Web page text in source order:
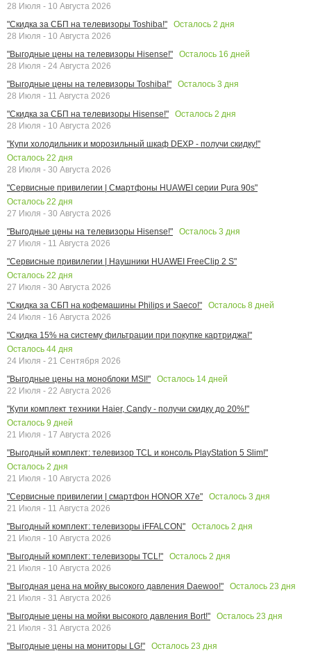
28 Июля - 10 Августа 2026
"Скидка за СБП на телевизоры Toshiba!"
Осталось 2 дня
28 Июля - 10 Августа 2026
"Выгодные цены на телевизоры Hisense!"
Осталось 16 дней
28 Июля - 24 Августа 2026
"Выгодные цены на телевизоры Toshiba!"
Осталось 3 дня
28 Июля - 11 Августа 2026
"Скидка за СБП на телевизоры Hisense!"
Осталось 2 дня
28 Июля - 10 Августа 2026
"Купи холодильник и морозильный шкаф DEXP - получи скидку!"
Осталось 22 дня
28 Июля - 30 Августа 2026
"Сервисные привилегии | Смартфоны HUAWEI серии Pura 90s"
Осталось 22 дня
27 Июля - 30 Августа 2026
"Выгодные цены на телевизоры Hisense!"
Осталось 3 дня
27 Июля - 11 Августа 2026
"Сервисные привилегии | Наушники HUAWEI FreeClip 2 S"
Осталось 22 дня
27 Июля - 30 Августа 2026
"Скидка за СБП на кофемашины Philips и Saeco!"
Осталось 8 дней
24 Июля - 16 Августа 2026
"Скидка 15% на систему фильтрации при покупке картриджа!"
Осталось 44 дня
24 Июля - 21 Сентября 2026
"Выгодные цены на моноблоки MSI!"
Осталось 14 дней
22 Июля - 22 Августа 2026
"Купи комплект техники Haier, Candy - получи скидку до 20%!"
Осталось 9 дней
21 Июля - 17 Августа 2026
"Выгодный комплект: телевизор TCL и консоль PlayStation 5 Slim!"
Осталось 2 дня
21 Июля - 10 Августа 2026
"Сервисные привилегии | смартфон HONOR X7e"
Осталось 3 дня
21 Июля - 11 Августа 2026
"Выгодный комплект: телевизоры iFFALCON"
Осталось 2 дня
21 Июля - 10 Августа 2026
"Выгодный комплект: телевизоры TCL!"
Осталось 2 дня
21 Июля - 10 Августа 2026
"Выгодная цена на мойку высокого давления Daewoo!"
Осталось 23 дня
21 Июля - 31 Августа 2026
"Выгодные цены на мойки высокого давления Bort!"
Осталось 23 дня
21 Июля - 31 Августа 2026
"Выгодные цены на мониторы LG!"
Осталось 23 дня